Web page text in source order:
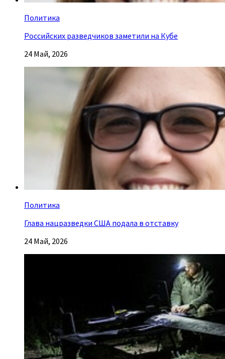
Политика
Российских разведчиков заметили на Кубе
24 Май, 2026
Политика
Глава нацразведки США подала в отставку
24 Май, 2026